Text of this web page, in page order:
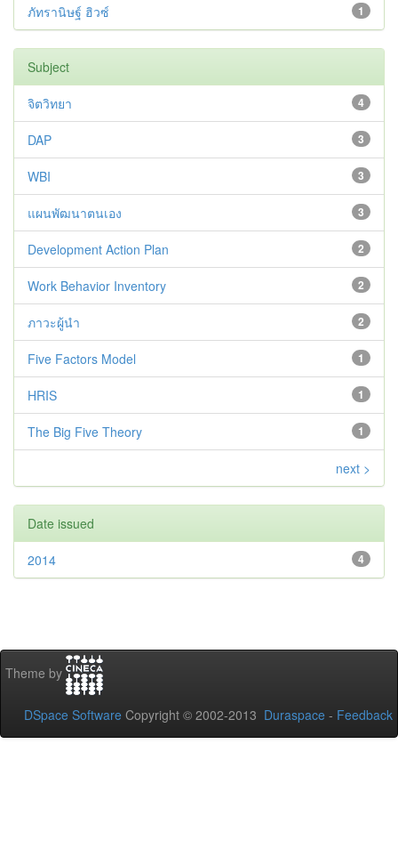
1
ภัทรานิษฐ์ ฮิวซ์
Subject
4
จิตวิทยา
3
DAP
3
WBI
3
แผนพัฒนาตนเอง
2
Development Action Plan
2
Work Behavior Inventory
2
ภาวะผู้นำ
1
Five Factors Model
1
HRIS
1
The Big Five Theory
next >
Date issued
4
2014
Theme by
DSpace Software Copyright © 2002-2013 Duraspace - Feedback